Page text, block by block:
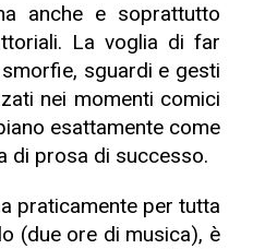
anche e soprattutto
La voglia di far
sguardi e gesti
nei momenti comici
esattamente come
di prosa di successo.
praticamente per tutta
(due ore di musica), è